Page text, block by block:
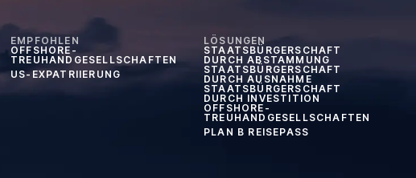
EMPFOHLEN
OFFSHORE-
TREUHANDGESELLSCHAFTEN
US-EXPATRIIERUNG
LÖSUNGEN
STAATSBÜRGERSCHAFT
DURCH ABSTAMMUNG
STAATSBÜRGERSCHAFT
DURCH AUSNAHME
STAATSBÜRGERSCHAFT
DURCH INVESTITION
OFFSHORE-
TREUHANDGESELLSCHAFTEN
PLAN B REISEPASS